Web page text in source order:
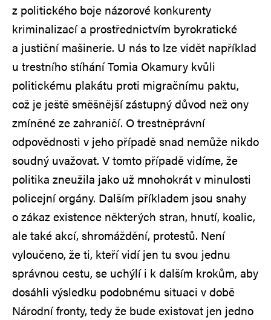
z politického boje názorové konkurenty
kriminalizací a prostřednictvím byrokratické
a justiční mašinerie. U nás to lze vidět například
u trestního stíhání Tomia Okamury kvůli
politickému plakátu proti migračnímu paktu,
což je ještě směšnější zástupný důvod než ony
zmíněné ze zahraničí. O trestněprávní
odpovědnosti v jeho případě snad nemůže nikdo
soudný uvažovat. V tomto případě vidíme, že
politika zneužila jako už mnohokrát v minulosti
policejní orgány. Dalším příkladem jsou snahy
o zákaz existence některých stran, hnutí, koalic,
ale také akcí, shromáždění, protestů. Není
vyloučeno, že ti, kteří vidí jen tu svou jednu
správnou cestu, se uchýlí i k dalším krokům, aby
dosáhli výsledku podobnému situaci v době
Národní fronty, tedy že bude existovat jen jedno